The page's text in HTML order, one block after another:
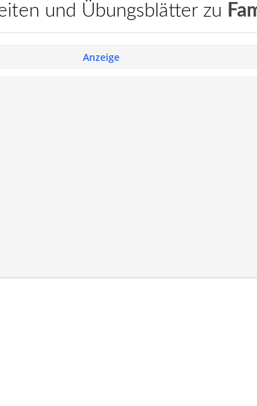
und Übungsblätter zu
Anzeige